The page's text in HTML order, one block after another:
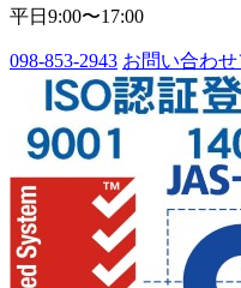
平日9:00〜17:00
098-853-2943 お問い合わ